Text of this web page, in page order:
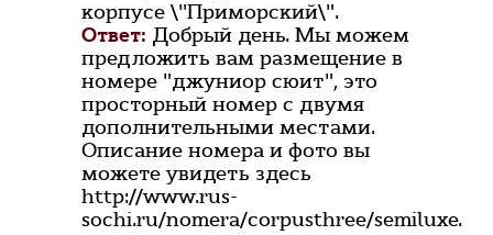
корпусе \"Приморский\".
Ответ: Добрый день. Мы можем
предложить вам размещение в
номере "джуниор сюит", это
просторный номер с двумя
дополнительными местами.
Описание номера и фото вы
можете увидеть здесь
http://www.rus-
sochi.ru/nomera/corpusthree/semiluxe.